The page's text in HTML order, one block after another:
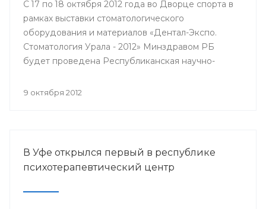
С 17 по 18 октября 2012 года во Дворце спорта в
рамках выставки стоматологического
оборудования и материалов «Дентал-Экспо.
Стоматология Урала - 2012» Минздравом РБ
будет проведена Республиканская научно-
«Актуальные вопросы стоматологии».
9 октября 2012
В Уфе открылся первый в республике
психотерапевтический центр